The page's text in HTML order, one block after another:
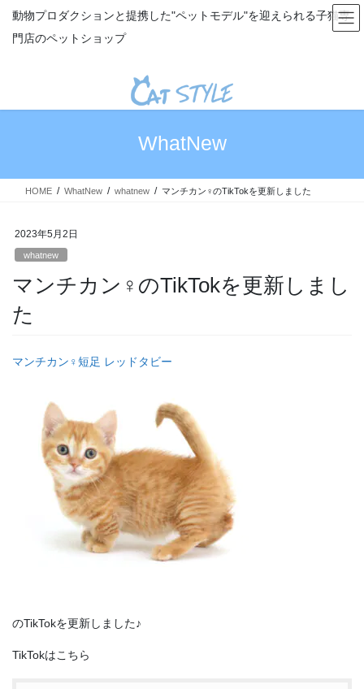
ス
ン
動物プロダクションと提携した"ペットモデル"を迎えられる子猫専
門店のペットショップ
WhatNew
HOME WhatNew whatnew マンチカン♀のTikTokを更新しました
2023年5月2日
whatnew
マンチカン♀のTikTokを更新しまし
た
マンチカン♀短足 レッドタビー
のTikTokを更新しました♪
TikTokはこちら